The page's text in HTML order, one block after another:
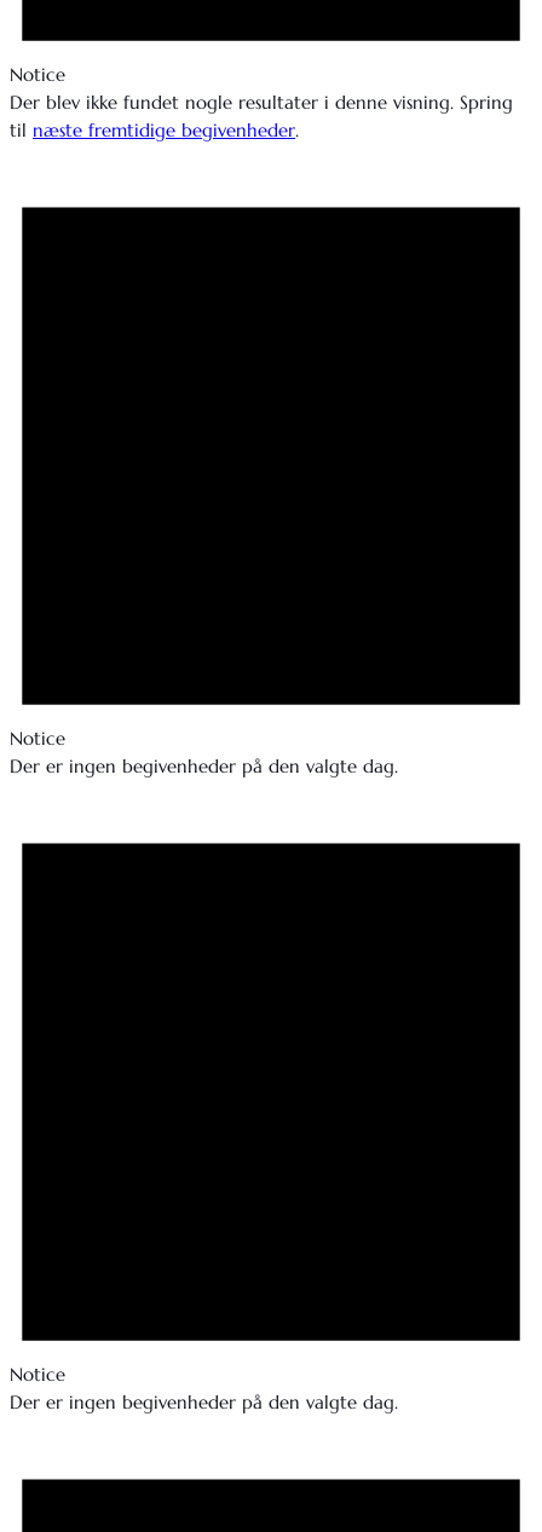
Notice
Der blev ikke fundet nogle resultater i denne visning. Spring
til næste fremtidige begivenheder.
Notice
Der er ingen begivenheder på den valgte dag.
Notice
Der er ingen begivenheder på den valgte dag.